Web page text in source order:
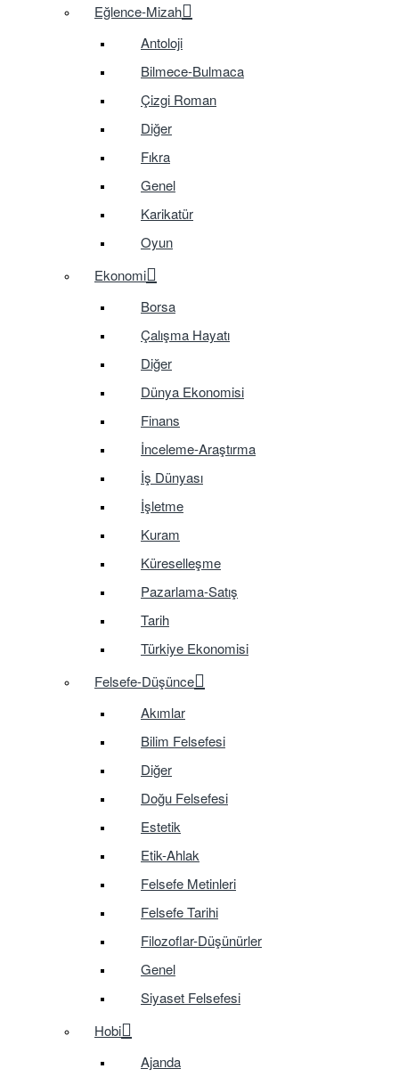
Eğlence-Mizah
Antoloji
Bilmece-Bulmaca
Çizgi Roman
Diğer
Fıkra
Genel
Karikatür
Oyun
Ekonomi
Borsa
Çalışma Hayatı
Diğer
Dünya Ekonomisi
Finans
İnceleme-Araştırma
İş Dünyası
İşletme
Kuram
Küreselleşme
Pazarlama-Satış
Tarih
Türkiye Ekonomisi
Felsefe-Düşünce
Akımlar
Bilim Felsefesi
Diğer
Doğu Felsefesi
Estetik
Etik-Ahlak
Felsefe Metinleri
Felsefe Tarihi
Filozoflar-Düşünürler
Genel
Siyaset Felsefesi
Hobi
Ajanda